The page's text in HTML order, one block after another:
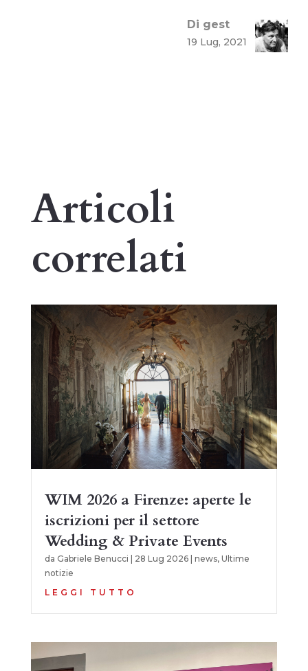
Di gest
19 Lug, 2021
Articoli
correlati
WIM 2026 a Firenze: aperte le
iscrizioni per il settore
Wedding & Private Events
da Gabriele Benucci | 28 Lug 2026| news, Ultime
notizie
LEGGI TUTTO